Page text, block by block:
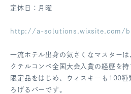
定休日：月曜
http://a-solutions.wixsite.com/
一流ホテル出身の気さくなマスター
クテルコンペ全国大会入賞の経歴を持
限定品をはじめ、ウィスキーも100種
ろげるバーです。